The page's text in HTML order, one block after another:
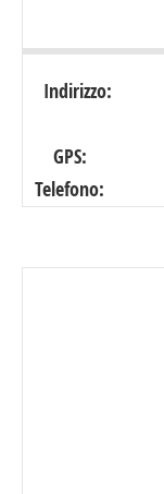
Indirizzo:
GPS:
Telefono: